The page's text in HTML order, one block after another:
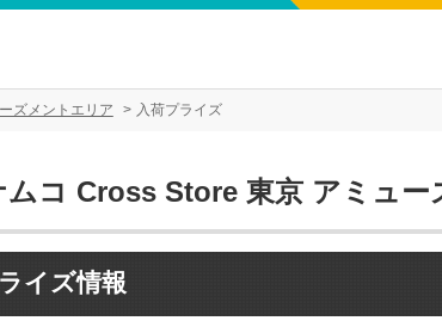
ズメントエリア 入荷プライズ
コ Cross Store 東京 アミュー
イズ情報